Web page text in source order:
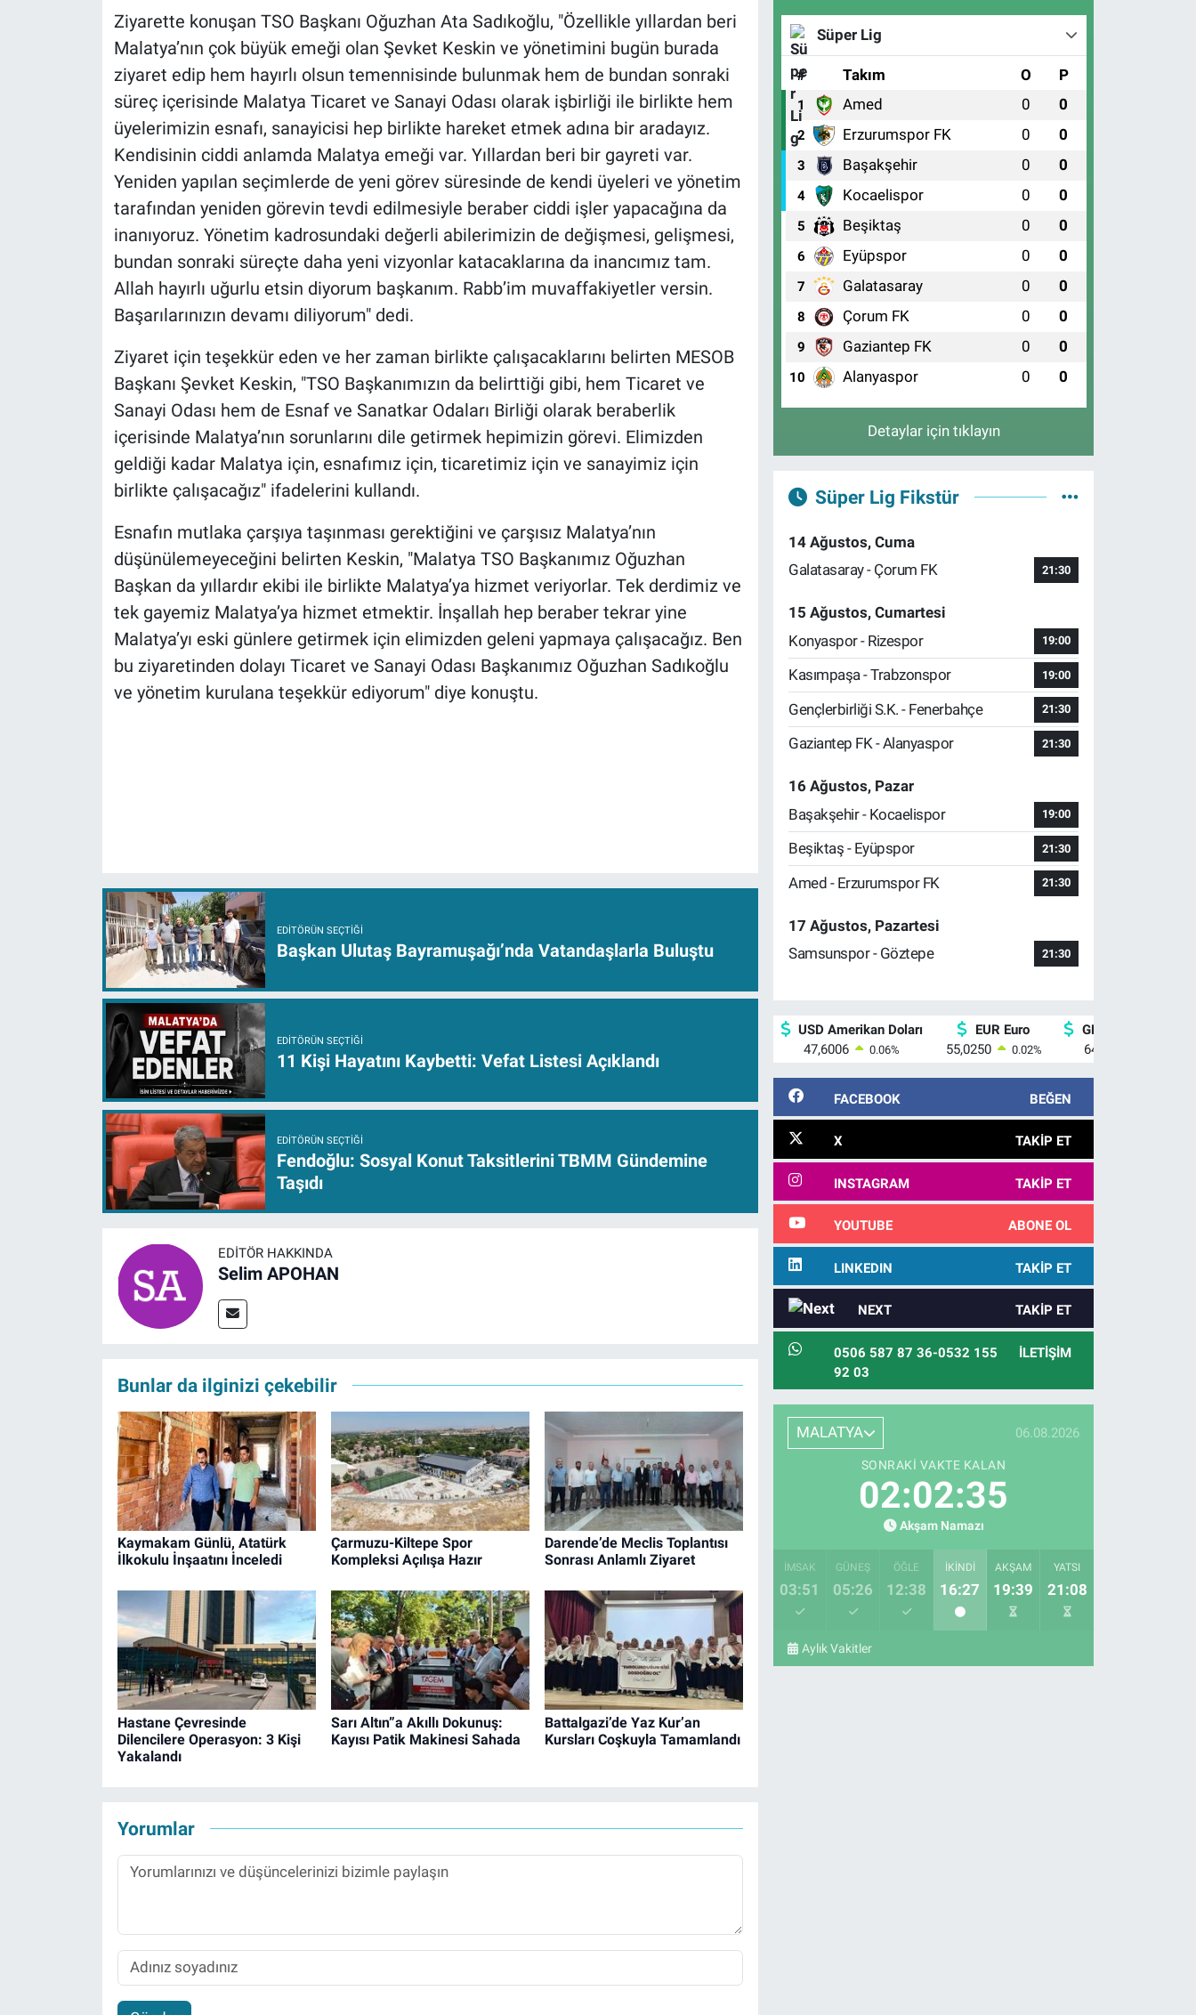
Ziyarette konuşan TSO Başkanı Oğuzhan Ata Sadıkoğlu, "Özellikle yıllardan beri
Malatya’nın çok büyük emeği olan Şevket Keskin ve yönetimini bugün burada
ziyaret edip hem hayırlı olsun temennisinde bulunmak hem de bundan sonraki
süreç içerisinde Malatya Ticaret ve Sanayi Odası olarak işbirliği ile birlikte hem
üyelerimizin esnafı, sanayicisi hep birlikte hareket etmek adına bir aradayız.
Kendisinin ciddi anlamda Malatya emeği var. Yıllardan beri bir gayreti var.
Yeniden yapılan seçimlerde de yeni görev süresinde de kendi üyeleri ve yönetim
tarafından yeniden görevin tevdi edilmesiyle beraber ciddi işler yapacağına da
inanıyoruz. Yönetim kadrosundaki değerli abilerimizin de değişmesi, gelişmesi,
bundan sonraki süreçte daha yeni vizyonlar katacaklarına da inancımız tam.
Allah hayırlı uğurlu etsin diyorum başkanım. Rabb’im muvaffakiyetler versin.
Başarılarınızın devamı diliyorum" dedi.
Ziyaret için teşekkür eden ve her zaman birlikte çalışacaklarını belirten MESOB
Başkanı Şevket Keskin, "TSO Başkanımızın da belirttiği gibi, hem Ticaret ve
Sanayi Odası hem de Esnaf ve Sanatkar Odaları Birliği olarak beraberlik
içerisinde Malatya’nın sorunlarını dile getirmek hepimizin görevi. Elimizden
geldiği kadar Malatya için, esnafımız için, ticaretimiz için ve sanayimiz için
birlikte çalışacağız" ifadelerini kullandı.
Esnafın mutlaka çarşıya taşınması gerektiğini ve çarşısız Malatya’nın
düşünülemeyeceğini belirten Keskin, "Malatya TSO Başkanımız Oğuzhan
Başkan da yıllardır ekibi ile birlikte Malatya’ya hizmet veriyorlar. Tek derdimiz ve
tek gayemiz Malatya’ya hizmet etmektir. İnşallah hep beraber tekrar yine
Malatya’yı eski günlere getirmek için elimizden geleni yapmaya çalışacağız. Ben
bu ziyaretinden dolayı Ticaret ve Sanayi Odası Başkanımız Oğuzhan Sadıkoğlu
ve yönetim kurulana teşekkür ediyorum" diye konuştu.
EDITÖRÜN SEÇTIĞI
Başkan Ulutaş Bayramuşağı’nda Vatandaşlarla Buluştu
EDITÖRÜN SEÇTIĞI
11 Kişi Hayatını Kaybetti: Vefat Listesi Açıklandı
EDITÖRÜN SEÇTIĞI
Fendoğlu: Sosyal Konut Taksitlerini TBMM Gündemine
Taşıdı
EDITÖR HAKKINDA
Selim APOHAN
Bunlar da ilginizi çekebilir
Kaymakam Günlü, Atatürk
İlkokulu İnşaatını İnceledi
Çarmuzu-Kiltepe Spor
Kompleksi Açılışa Hazır
Darende’de Meclis Toplantısı
Sonrası Anlamlı Ziyaret
Hastane Çevresinde
Dilencilere Operasyon: 3 Kişi
Yakalandı
Sarı Altın”a Akıllı Dokunuş:
Kayısı Patik Makinesi Sahada
Battalgazi’de Yaz Kur’an
Kursları Coşkuyla Tamamlandı
Yorumlar
Süper Lig
# Takım O P
1 Amed 0 0
2 Erzurumspor FK 0 0
3 Başakşehir 0 0
4 Kocaelispor 0 0
5 Beşiktaş 0 0
6 Eyüpspor 0 0
7 Galatasaray 0 0
8 Çorum FK 0 0
9 Gaziantep FK 0 0
10 Alanyaspor 0 0
Detaylar için tıklayın
Süper Lig Fikstür
14 Ağustos, Cuma
Galatasaray - Çorum FK
21:30
15 Ağustos, Cumartesi
Konyaspor - Rizespor
19:00
Kasımpaşa - Trabzonspor 19:00
Gençlerbirliği S.K. - Fenerbahçe 21:30
Gaziantep FK - Alanyaspor 21:30
16 Ağustos, Pazar
Başakşehir - Kocaelispor
19:00
Beşiktaş - Eyüpspor 21:30
Amed - Erzurumspor FK 21:30
17 Ağustos, Pazartesi
Samsunspor - Göztepe
21:30
USD Amerikan Doları
47,6006
0.06%
EUR Euro
55,0250
0.02%
GBP İngiliz Sterlini
64,2398
FACEBOOK BEĞEN
X TAKIP ET
INSTAGRAM TAKIP ET
YOUTUBE ABONE OL
LINKEDIN TAKIP ET
NEXT TAKIP ET
0506 587 87 36-0532 155
92 03
İLETIŞIM
MALATYA 06.08.2026
SONRAKI VAKTE KALAN
02:02:34
Akşam Namazı
İMSAK
03:51
GÜNEŞ
05:26
ÖĞLE
12:38
İKINDI
16:27
AKŞAM
19:39
YATSI
21:08
Aylık Vakitler